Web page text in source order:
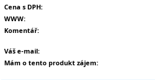
Cena s DPH:
WWW:
Komentář:
Váš e-mail:
Mám o tento produkt zájem: